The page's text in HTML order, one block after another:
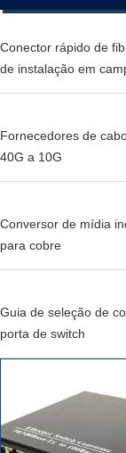
Conector rápido de
de instalação em
Fornecedores de
40G a 10G
Conversor de mídia
para cobre
Guia de seleção de
porta de switch